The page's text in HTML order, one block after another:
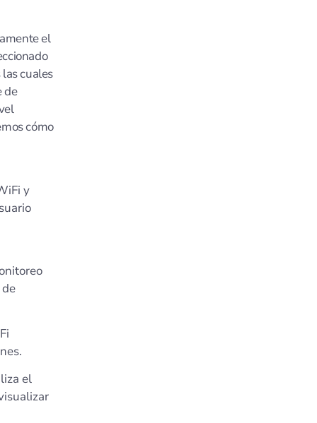
el
cuales
de
cómo
y
el